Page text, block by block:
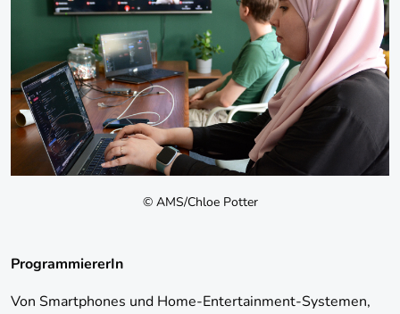
© AMS/Chloe Potter
ProgrammiererIn
Von Smartphones und Home-Entertainment-Systemen,